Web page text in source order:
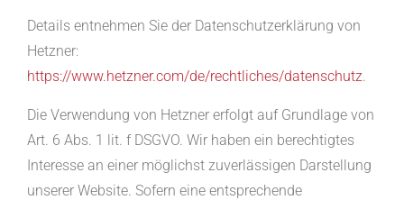
Details entnehmen Sie der Datenschutzerklärung von
Hetzner:
https://www.hetzner.com/de/rechtliches/datenschutz.
Die Verwendung von Hetzner erfolgt auf Grundlage von
Art. 6 Abs. 1 lit. f DSGVO. Wir haben ein berechtigtes
Interesse an einer möglichst zuverlässigen Darstellung
unserer Website. Sofern eine entsprechende